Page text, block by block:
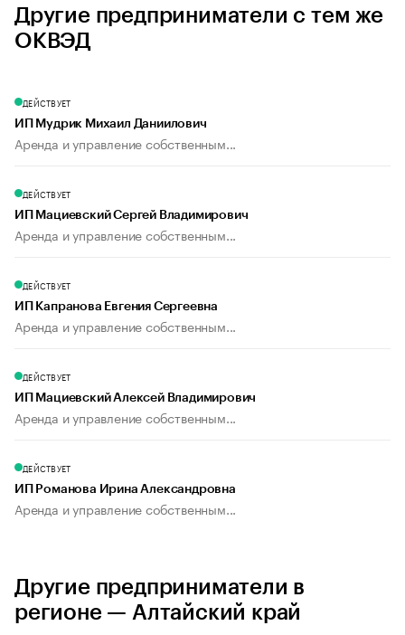
Другие предприниматели с тем же
ОКВЭД
ДЕЙСТВУЕТ
ИП Мудрик Михаил Даниилович
Аренда и управление собственным...
ДЕЙСТВУЕТ
ИП Мациевский Сергей Владимирович
Аренда и управление собственным...
ДЕЙСТВУЕТ
ИП Капранова Евгения Сергеевна
Аренда и управление собственным...
ДЕЙСТВУЕТ
ИП Мациевский Алексей Владимирович
Аренда и управление собственным...
ДЕЙСТВУЕТ
ИП Романова Ирина Александровна
Аренда и управление собственным...
Другие предприниматели в
регионе — Алтайский край